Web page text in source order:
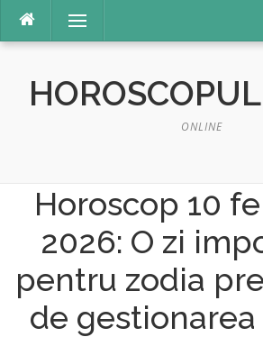
conținut
Meniu
ONLINE
Horoscop 10
2026: O zi
pentru zodia
de gestionarea